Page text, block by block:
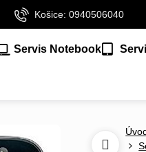
Košice: 0940506040
Servis Notebook